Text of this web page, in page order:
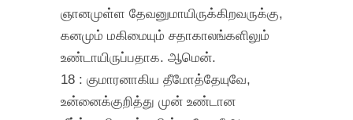
ஞானமுள்ள தேவனுமாயிருக்கிறவருக்கு,
கனமும் மகிமையும் சதாகாலங்களிலும்
உண்டாயிருப்பதாக. ஆமென்.
18 : குமாரனாகிய தீமோத்தேயுவே,
உன்னைக்குறித்து முன் உண்டான